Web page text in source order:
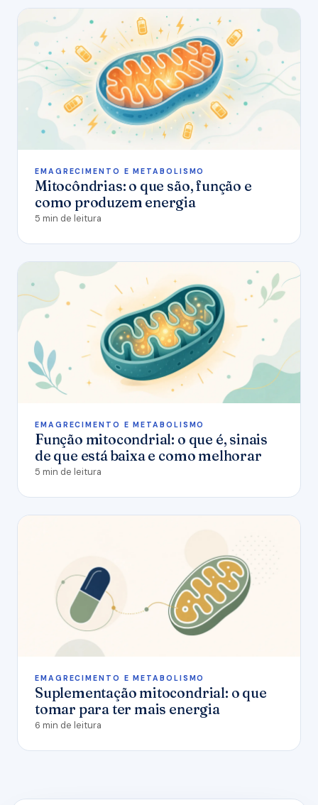
EMAGRECIMENTO E METABOLISMO
Mitocôndrias: o que são, função e
como produzem energia
5 min de leitura
EMAGRECIMENTO E METABOLISMO
Função mitocondrial: o que é, sinais
de que está baixa e como melhorar
5 min de leitura
EMAGRECIMENTO E METABOLISMO
Suplementação mitocondrial: o que
tomar para ter mais energia
6 min de leitura